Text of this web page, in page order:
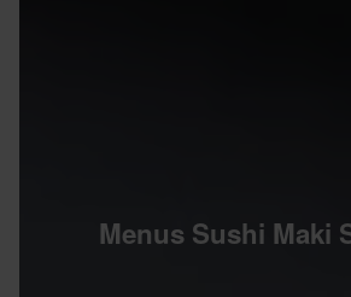
Menus Sushi Maki